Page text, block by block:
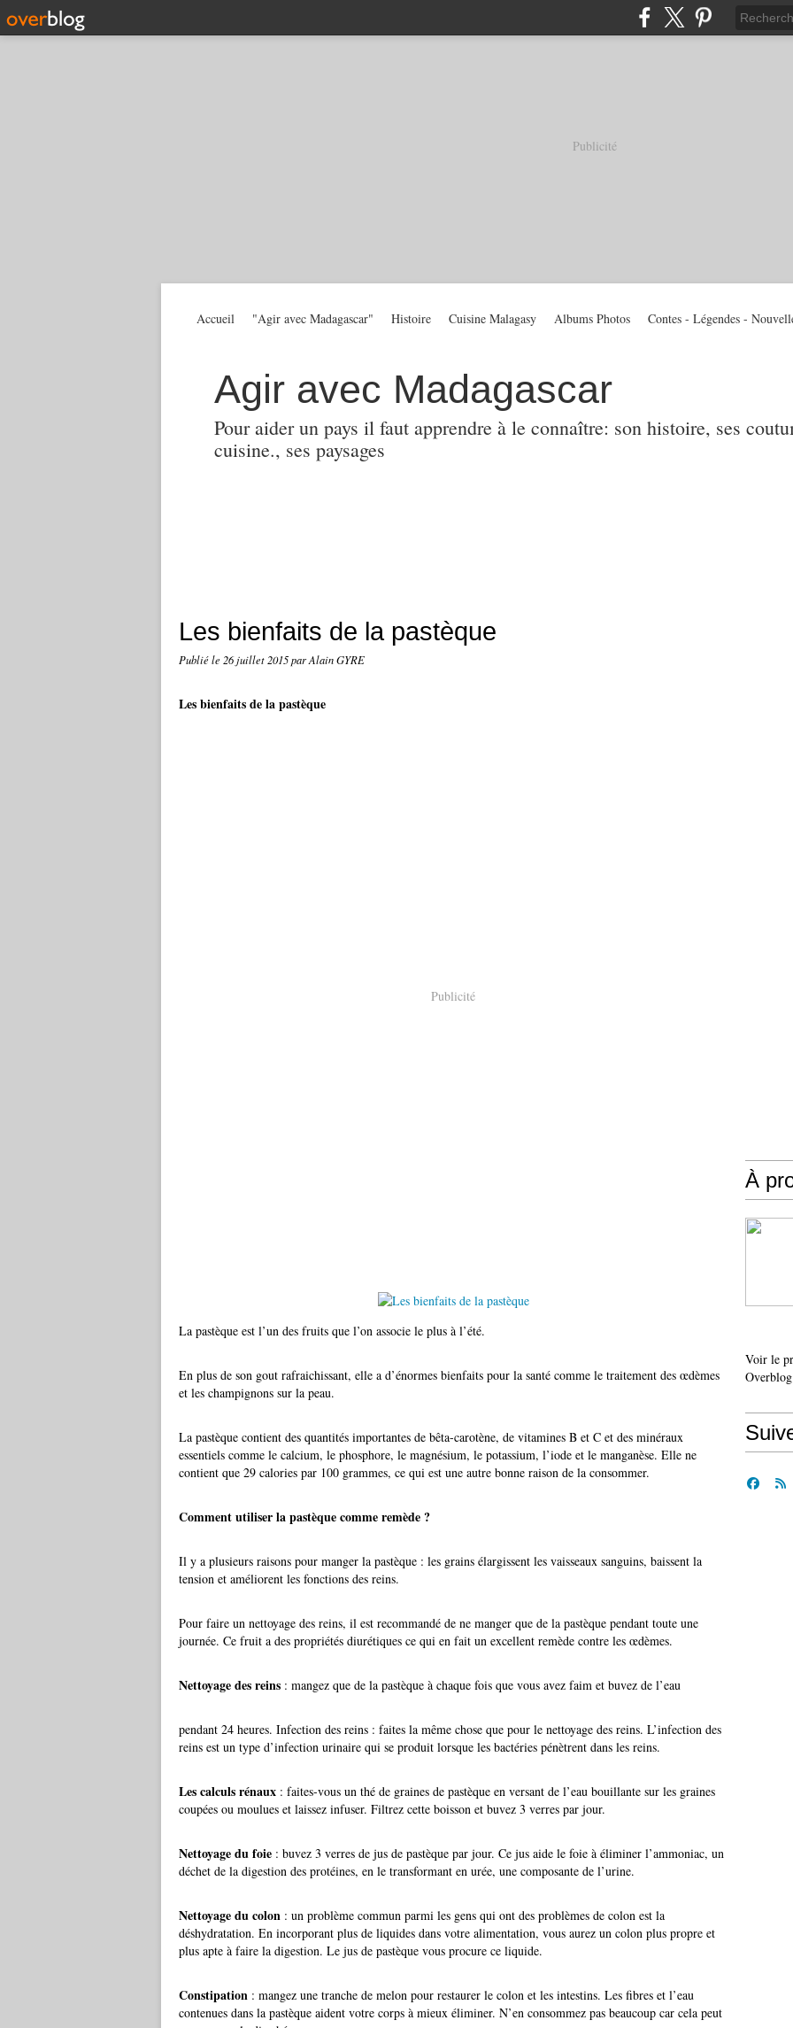
Publicité
Agir avec Madagascar
Pour aider un pays il faut apprendre à le connaître: son histoire, ses
cuisine., ses paysages
Accueil "Agir avec Madagascar" Histoire Cuisine Malagasy Albums Photos Contes - Légendes -
Les bienfaits de la pastèque
Publié le 26 juillet 2015par Alain GYRE
Les bienfaits de la pastèque
Publicité
La pastèque est l’un des fruits que l’on associe le plus à l’été.
En plus de son gout rafraichissant, elle a d’énormes bienfaits pour la santé comme le traitement des œdèmes
et les champignons sur la peau.
La pastèque contient des quantités importantes de bêta-carotène, de vitamines B et C et des minéraux
essentiels comme le calcium, le phosphore, le magnésium, le potassium, l’iode et le manganèse. Elle ne
contient que 29 calories par 100 grammes, ce qui est une autre bonne raison de la consommer.
Comment utiliser la pastèque comme remède ?
Il y a plusieurs raisons pour manger la pastèque : les grains élargissent les vaisseaux sanguins, baissent la
tension et améliorent les fonctions des reins.
Pour faire un nettoyage des reins, il est recommandé de ne manger que de la pastèque pendant toute une
journée. Ce fruit a des propriétés diurétiques ce qui en fait un excellent remède contre les œdèmes.
Nettoyage des reins : mangez que de la pastèque à chaque fois que vous avez faim et buvez de l’eau
pendant 24 heures. Infection des reins : faites la même chose que pour le nettoyage des reins. L’infection des
reins est un type d’infection urinaire qui se produit lorsque les bactéries pénètrent dans les reins.
Les calculs rénaux : faites-vous un thé de graines de pastèque en versant de l’eau bouillante sur les graines
coupées ou moulues et laissez infuser. Filtrez cette boisson et buvez 3 verres par jour.
Nettoyage du foie : buvez 3 verres de jus de pastèque par jour. Ce jus aide le foie à éliminer l’ammoniac, un
déchet de la digestion des protéines, en le transformant en urée, une composante de l’urine.
Nettoyage du colon : un problème commun parmi les gens qui ont des problèmes de colon est la
déshydratation. En incorporant plus de liquides dans votre alimentation, vous aurez un colon plus propre et
plus apte à faire la digestion. Le jus de pastèque vous procure ce liquide.
Constipation : mangez une tranche de melon pour restaurer le colon et les intestins. Les fibres et l’eau
contenues dans la pastèque aident votre corps à mieux éliminer. N’en consommez pas beaucoup car cela peut
À
Voir le
Overblog